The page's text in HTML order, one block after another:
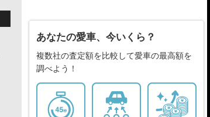
あなたの愛車、今いくら？
複数社の査定額を比較して愛車の最高額を
調べよう！